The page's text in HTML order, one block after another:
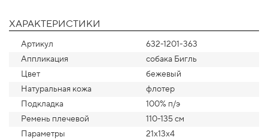
ХАРАКТЕРИСТИКИ
Артикул
632-1201-363
Аппликация
собака Бигль
Цвет
бежевый
Натуральная кожа
флотер
Подкладка
100% п/э
Ремень плечевой
110-135 см
Параметры
21х13х4